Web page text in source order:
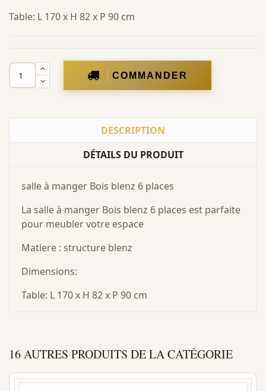
Table: L 170 x H 82 x P 90 cm
COMMANDER
DESCRIPTION
DÉTAILS DU PRODUIT
salle à manger Bois blenz 6 places
La salle à manger Bois blenz 6 places est parfaite
pour meubler votre espace
Matiere : structure blenz
Dimensions:
Table: L 170 x H 82 x P 90 cm
16 AUTRES PRODUITS DE LA CATÉGORIE